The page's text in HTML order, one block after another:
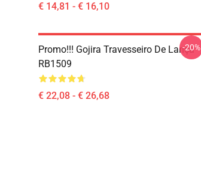
€ 14,81 - € 16,10
Promo!!! Gojira Travesseiro De Lança
RB1509
€ 22,08 - € 26,68
-20%